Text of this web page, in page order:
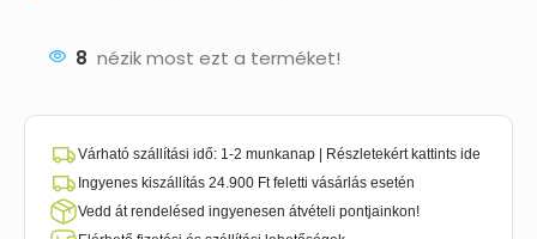
8 nézik most ezt a terméket!
Várható szállítási idő: 1-2 munkanap | Részletekért kattints ide
Ingyenes kiszállítás 24.900 Ft feletti vásárlás esetén
Vedd át rendelésed ingyenesen átvételi pontjainkon!